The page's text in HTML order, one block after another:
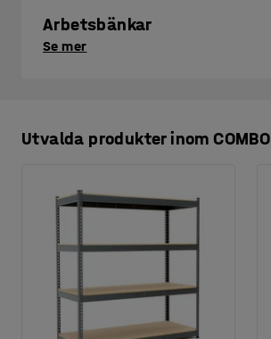
Arbetsbänkar
Se mer
Utvalda produkter inom COMBO